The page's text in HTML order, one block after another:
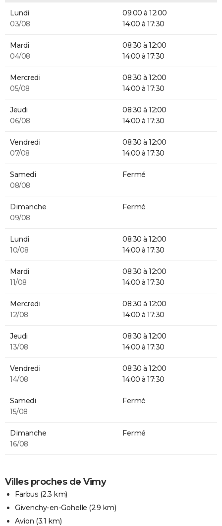
Lundi
03/08
09:00 à 12:00
14:00 à 17:30
Mardi
04/08
08:30 à 12:00
14:00 à 17:30
Mercredi
05/08
08:30 à 12:00
14:00 à 17:30
Jeudi
06/08
08:30 à 12:00
14:00 à 17:30
Vendredi
07/08
08:30 à 12:00
14:00 à 17:30
Samedi
08/08
Fermé
Dimanche
09/08
Fermé
Lundi
10/08
08:30 à 12:00
14:00 à 17:30
Mardi
11/08
08:30 à 12:00
14:00 à 17:30
Mercredi
12/08
08:30 à 12:00
14:00 à 17:30
Jeudi
13/08
08:30 à 12:00
14:00 à 17:30
Vendredi
14/08
08:30 à 12:00
14:00 à 17:30
Samedi
15/08
Fermé
Dimanche
16/08
Fermé
Villes proches de Vimy
Farbus (2.3 km)
Givenchy-en-Gohelle (2.9 km)
Avion (3.1 km)